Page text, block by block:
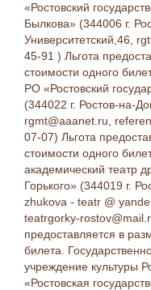
«Ростовский
Былкова» (344006 г.
Университетский,46,
45-91 ) Льгота
стоимости одного
РО «Ростовский
(344022 г. Ростов-на-
rgmt@aaanet.ru,
07-07) Льгота
стоимости одного
академический театр
Горького» (344019 г.
zhukova - teatr @
teatrgorky-
предоставляется в
билета.
учреждение культуры
«Ростовская